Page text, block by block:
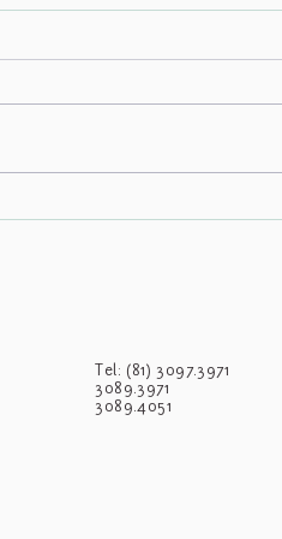
Tel: (81) 3097.3971
3089.3971
3089.4051